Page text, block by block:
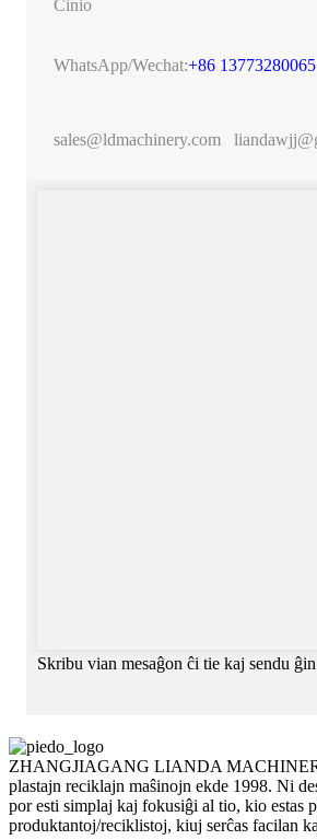
Ĉinio
WhatsApp/Wechat:+86 13773280065
sales@ldmachinery.com
Skribu vian mesaĝon ĉi tie kaj sendu
ZHANGJIAGANG LIANDA
plastajn reciklajn maŝinojn ekde 1998. Ni
por esti simplaj kaj fokusiĝi al tio, kio estas
produktantoj/reciklistoj, kiuj serĉas facilan